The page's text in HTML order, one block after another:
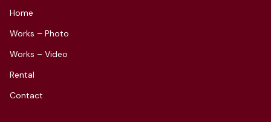
Home
Works – Photo
Works – Video
Rental
Contact